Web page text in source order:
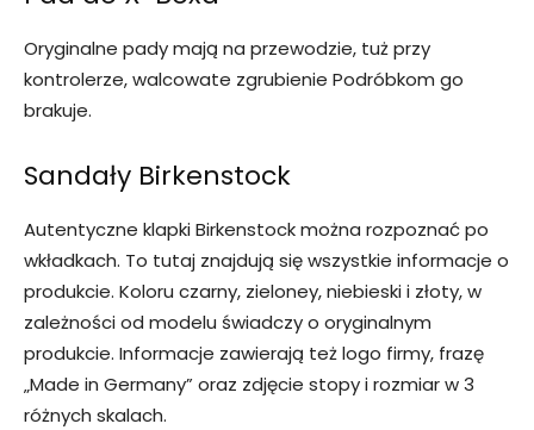
Oryginalne pady mają na przewodzie, tuż przy
kontrolerze, walcowate zgrubienie Podróbkom go
brakuje.
Sandały Birkenstock
Autentyczne klapki Birkenstock można rozpoznać po
wkładkach. To tutaj znajdują się wszystkie informacje o
produkcie. Koloru czarny, zieloney, niebieski i złoty, w
zależności od modelu świadczy o oryginalnym
produkcie. Informacje zawierają też logo firmy, frazę
„Made in Germany” oraz zdjęcie stopy i rozmiar w 3
różnych skalach.